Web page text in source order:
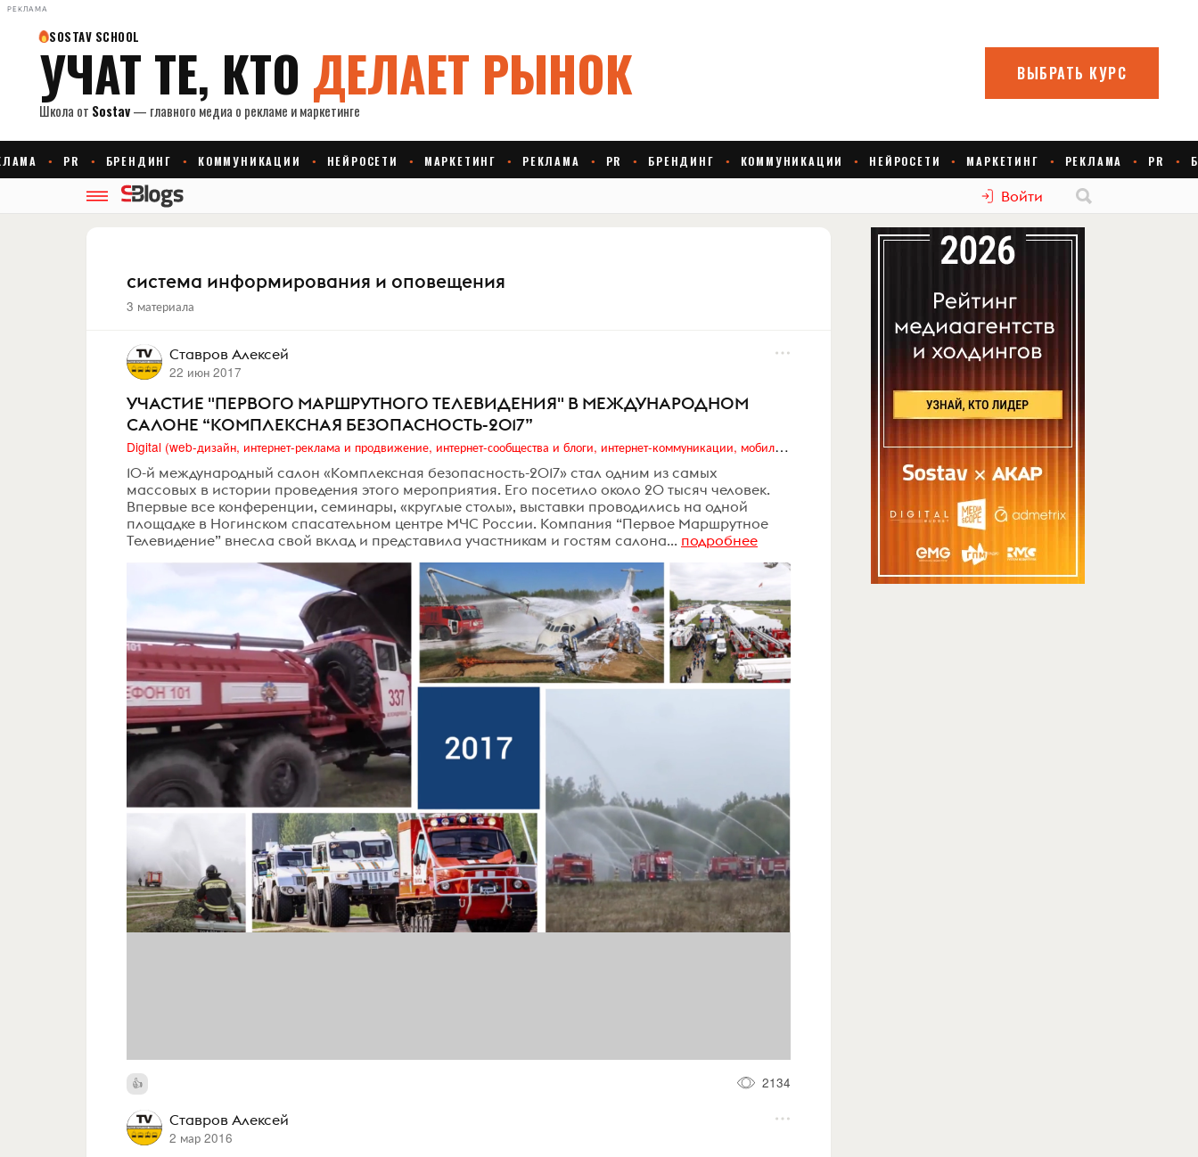
РЕКЛАМА
Войти
система информирования и оповещения
3 материала
Ставров Алексей
22 июн 2017
УЧАСТИЕ "ПЕРВОГО МАРШРУТНОГО ТЕЛЕВИДЕНИЯ" В МЕЖДУНАРОДНОМ
САЛОНЕ “КОМПЛЕКСНАЯ БЕЗОПАСНОСТЬ-2017”
Digital (web-дизайн, интернет-реклама и продвижение, интернет-сообщества и блоги, интернет-коммуникации, мобильный маркетинг, реклама на цифровых экранах)
10-й международный салон «Комплексная безопасность-2017» стал одним из самых
массовых в истории проведения этого мероприятия. Его посетило около 20 тысяч человек.
Впервые все конференции, семинары, «круглые столы», выставки проводились на одной
площадке в Ногинском спасательном центре МЧС России. Компания “Первое Маршрутное
Телевидение” внесла свой вклад и представила участникам и гостям салона... подробнее
2134
Ставров Алексей
2 мар 2016